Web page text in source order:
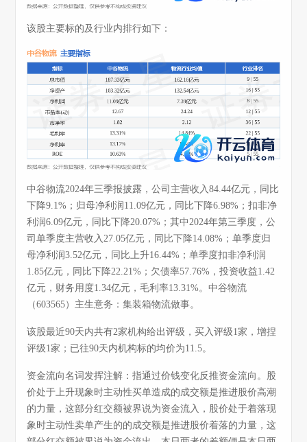
该股主要标的及行业内排行如下：
中谷物流2024年三季报披露，公司主营收入84.44亿元，同比
下降9.1%；归母净利润11.09亿元，同比下降6.98%；扣非净
利润6.09亿元，同比下降20.07%；其中2024年第三季度，公
司单季度主营收入27.05亿元，同比下降14.08%；单季度归
母净利润3.52亿元，同比上升16.44%；单季度扣非净利润
1.85亿元，同比下降22.21%；欠债率57.76%，投资收益1.42
亿元，财务用度1.34亿元，毛利率13.31%。中谷物流
（603565）主生意务：集装箱物流做事。
该股最近90天内共有2家机构给出评级，买入评级1家，增捏
评级1家；已往90天内机构标的均价为11.5。
资金流向名词发挥注解：指通过价钱变化反推资金流向。股
价处于上升现象时主动性买单造成的成交额是推进股价高潮
的力量，这部分红交额被界说为资金流入，股价处于着落现
象时主动性卖单产生的的成交额是推进股价着落的力量，这